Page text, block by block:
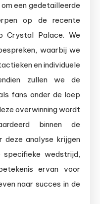
een gedetailleerde
op de recente
Crystal Palace. We
waarbij we
en individuele
zullen we de
fans onder de loep
overwinning wordt
binnen de
deze analyse krijgen
wedstrijd,
ervan voor
naar succes in de